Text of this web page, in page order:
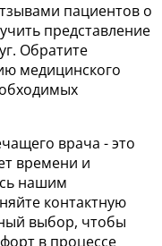
пациентов о
представление
Обратите
медицинского
врача - это
времени и
нашим
контактную
выбор, чтобы
в процессе